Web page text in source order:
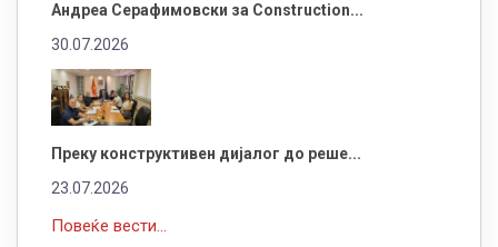
Андреа Серафимовски за Construction...
30.07.2026
Преку конструктивен дијалог до реше...
23.07.2026
Повеќе вести...